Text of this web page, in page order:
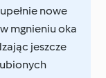
nowe
mgnieniu oka
jeszcze